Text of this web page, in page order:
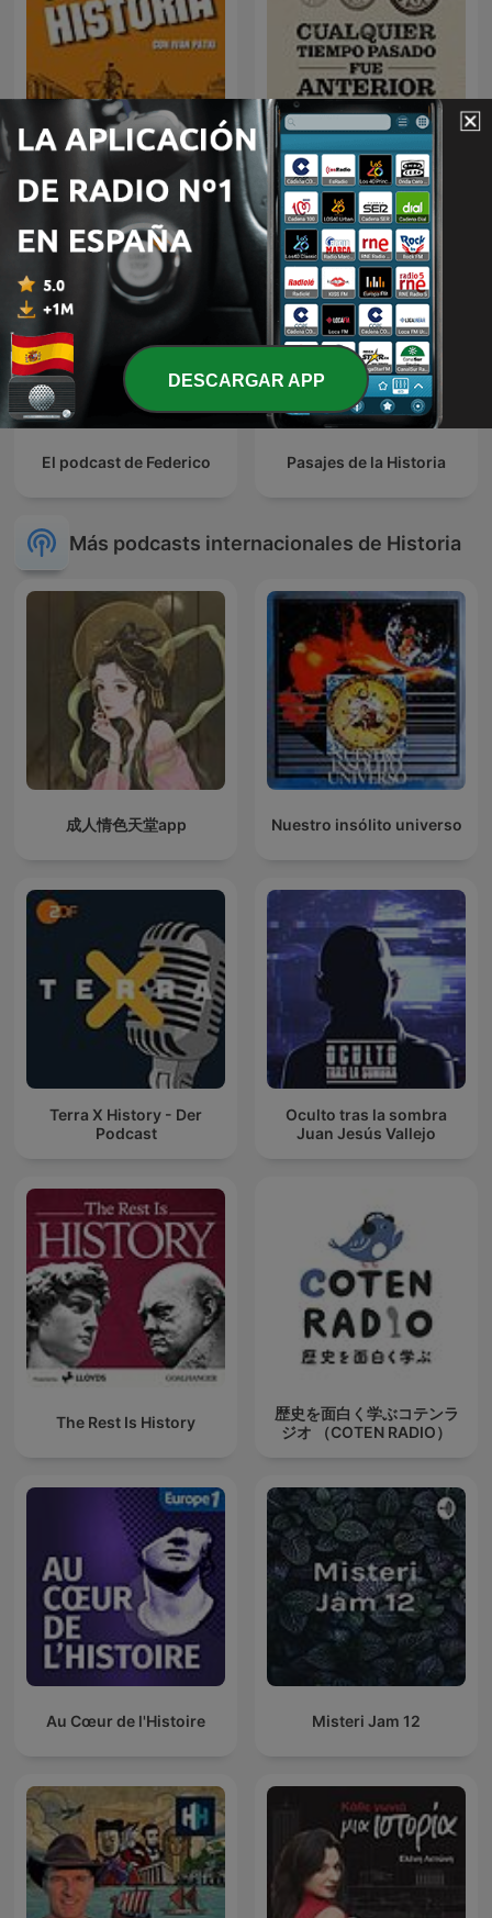
Cualquier tiempo pasado
fue anterior
El podcast de Federico Pasajes de la Historia
Más podcasts internacionales de Historia
成人情色天堂app Nuestro insólito universo
Terra X History - Der
Podcast
Oculto tras la sombra
Juan Jesús Vallejo
The Rest Is History
歴史を面白く学ぶコテンラ
ジオ （COTEN RADIO）
Au Cœur de l'Histoire Misteri Jam 12
DESCARGAR APP